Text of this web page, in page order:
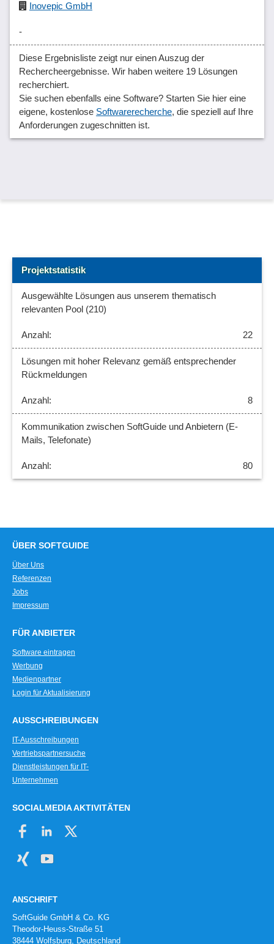
Inovepic GmbH
-
Diese Ergebnisliste zeigt nur einen Auszug der
Rechercheergebnisse. Wir haben weitere 19 Lösungen
recherchiert.
Sie suchen ebenfalls eine Software? Starten Sie hier eine
eigene, kostenlose Softwarerecherche, die speziell auf Ihre
Anforderungen zugeschnitten ist.
Projektstatistik
Ausgewählte Lösungen aus unserem thematisch
relevanten Pool (210)
22
Lösungen mit hoher Relevanz gemäß entsprechender
Rückmeldungen
8
Kommunikation zwischen SoftGuide und Anbietern (E-
Mails, Telefonate)
80
ÜBER SOFTGUIDE
Über Uns
Referenzen
Jobs
Impressum
FÜR ANBIETER
Software eintragen
Werbung
Medienpartner
Login für Aktualisierung
AUSSCHREIBUNGEN
IT-Ausschreibungen
Vertriebspartnersuche
Dienstleistungen für IT-
Unternehmen
SOCIALMEDIA AKTIVITÄTEN
ANSCHRIFT
SoftGuide GmbH & Co. KG
Theodor-Heuss-Straße 51
38444 Wolfsburg, Deutschland